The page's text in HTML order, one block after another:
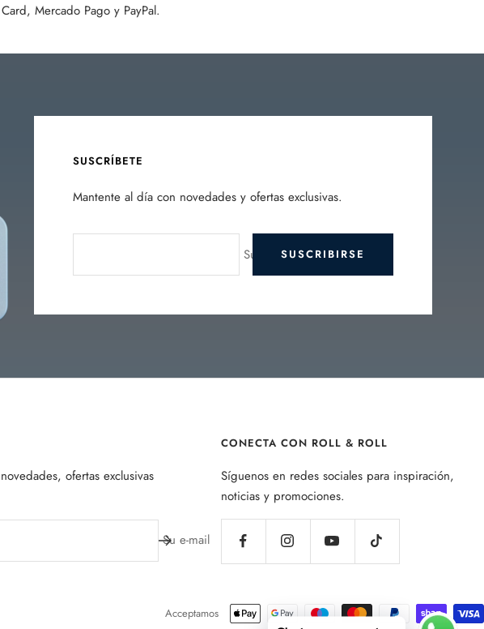
Card, Mercado Pago y PayPal.
SUSCRÍBETE
Mantente al día con novedades y ofertas exclusivas.
Su e-mailSUSCRIBIRSE
ofertas exclusivas
Su e-mail
CONECTA CON ROLL & ROLL
Síguenos en redes sociales para inspiración,
noticias y promociones.
Acceptamos